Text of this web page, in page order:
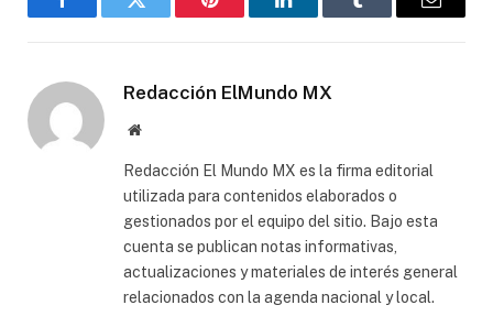
FacebookGorjeo Pinterest LinkedInTumblr
Correo
Redacción ElMundo MX
Sitio
Redacción El Mundo MX es la firma editorial
utilizada para contenidos elaborados o
gestionados por el equipo del sitio. Bajo esta
cuenta se publican notas informativas,
actualizaciones y materiales de interés general
relacionados con la agenda nacional y local.